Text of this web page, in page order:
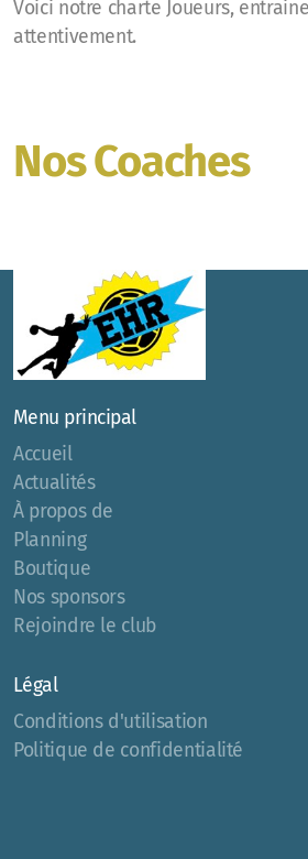
Voici notre charte Joueurs,
attentivement.
Nos Coaches
Menu principal
Accueil
Actualités
À propos de
Planning
Boutique
Nos sponsors
Rejoindre le club
Légal
Conditions d'utilisation
Politique de confidentialité